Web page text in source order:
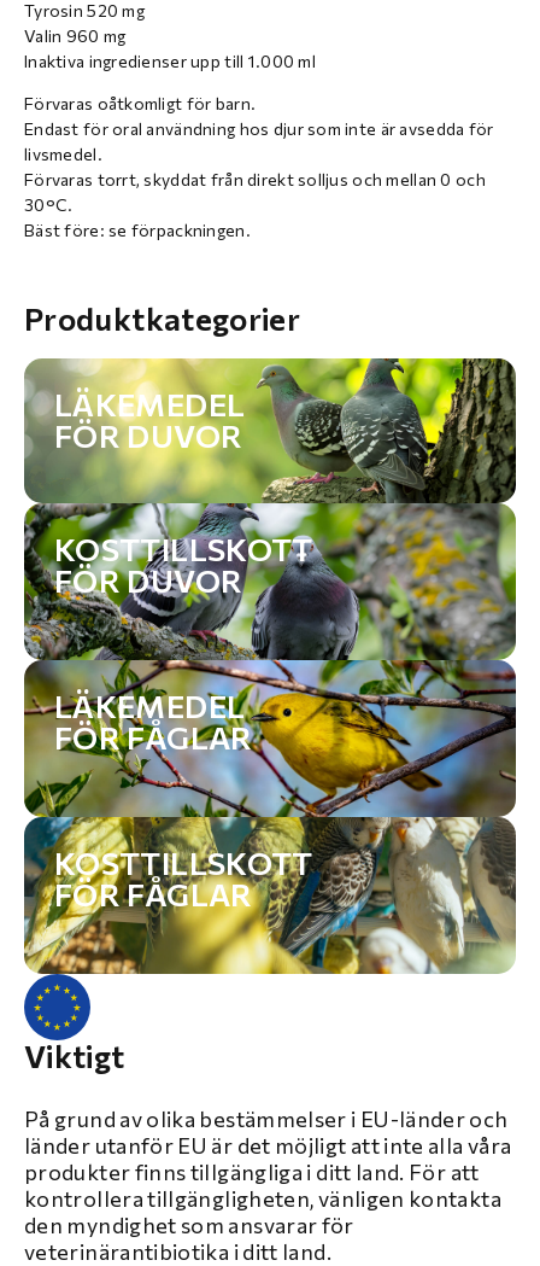
Tyrosin 520 mg
Valin 960 mg
Inaktiva ingredienser upp till 1.000 ml
Förvaras oåtkomligt för barn.
Endast för oral användning hos djur som inte är avsedda för
livsmedel.
Förvaras torrt, skyddat från direkt solljus och mellan 0 och
30°C.
Bäst före: se förpackningen.
Produktkategorier
LÄKEMEDEL
FÖR DUVOR
KOSTTILLSKOTT
FÖR DUVOR
LÄKEMEDEL
FÖR FÅGLAR
KOSTTILLSKOTT
FÖR FÅGLAR
Viktigt
På grund av olika bestämmelser i EU-länder och
länder utanför EU är det möjligt att inte alla våra
produkter finns tillgängliga i ditt land. För att
kontrollera tillgängligheten, vänligen kontakta
den myndighet som ansvarar för
veterinärantibiotika i ditt land.